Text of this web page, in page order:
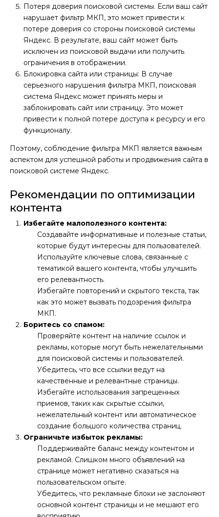
Потеря доверия поисковой системы. Если ваш сайт
нарушает фильтр МКП, это может привести к
потере доверия со стороны поисковой системы
Яндекс. В результате, ваш сайт может быть
исключен из поисковой выдачи или получить
ограничения в отображении.
Блокировка сайта или страницы: В случае
серьезного нарушения фильтра МКП, поисковая
система Яндекс может принять меры и
заблокировать сайт или страницу. Это может
привести к полной потере доступа к ресурсу и его
функционалу.
Поэтому, соблюдение фильтра МКП является важным
аспектом для успешной работы и продвижения сайта в
поисковой системе Яндекс.
Рекомендации по оптимизации
контента
Избегайте малополезного контента:
Создавайте информативные и полезные статьи,
которые будут интересны для пользователей.
Используйте ключевые слова, связанные с
тематикой вашего контента, чтобы улучшить
его релевантность.
Избегайте повторений и скрытого текста, так
как это может вызвать подозрения фильтра
МКП.
Боритесь со спамом:
Проверяйте контент на наличие ссылок и
рекламы, которые могут быть нежелательными
для поисковой системы и пользователей.
Убедитесь, что все ссылки ведут на
качественные и релевантные страницы.
Избегайте использования запрещенных
приемов, таких как скрытые ссылки,
нежелательный контент или автоматическое
создание большого количества страниц.
Ограничьте избыток рекламы:
Поддерживайте баланс между контентом и
рекламой. Слишком много объявлений на
странице может негативно сказаться на
пользовательском опыте.
Убедитесь, что рекламные блоки не заслоняют
основной контент страницы и не мешают его